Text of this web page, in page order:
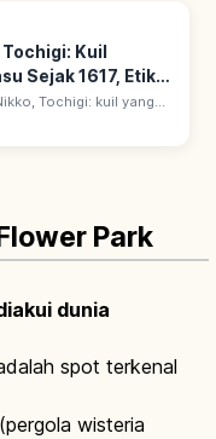
Kuil
Sejak 1617, Etika
Tochigi: kuil yang
sebagai Tosho
Direnovasi besar oleh
Park
dunia
spot terkenal
wisteria